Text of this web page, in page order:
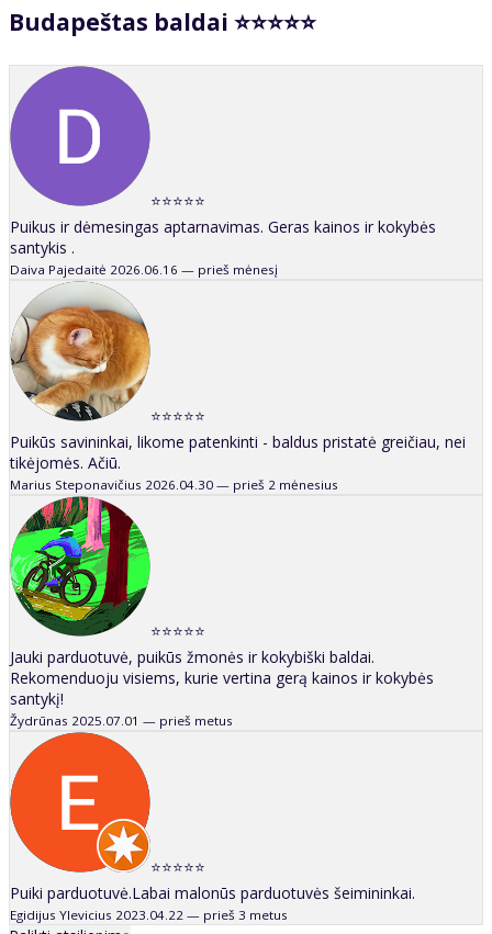
Budapeštas baldai ⭐⭐⭐⭐⭐
⭐⭐⭐⭐⭐
Puikus ir dėmesingas aptarnavimas. Geras kainos ir kokybės
santykis .
Daiva Pajedaitė 2026.06.16 — prieš mėnesį
⭐⭐⭐⭐⭐
Puikūs savininkai, likome patenkinti - baldus pristatė greičiau, nei
tikėjomės. Ačiū.
Marius Steponavičius 2026.04.30 — prieš 2 mėnesius
⭐⭐⭐⭐⭐
Jauki parduotuvė, puikūs žmonės ir kokybiški baldai.
Rekomenduoju visiems, kurie vertina gerą kainos ir kokybės
santykį!
Žydrūnas 2025.07.01 — prieš metus
⭐⭐⭐⭐⭐
Puiki parduotuvė.Labai malonūs parduotuvės šeimininkai.
Egidijus Ylevicius 2023.04.22 — prieš 3 metus